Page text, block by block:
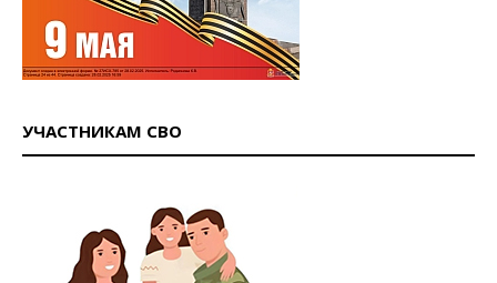
УЧАСТНИКАМ СВО